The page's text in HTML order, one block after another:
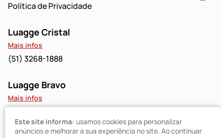
Política de Privacidade
Luagge Cristal
Mais infos
(51) 3268-1888
Luagge Bravo
Mais infos
© Luagge 2025
Este site informa: usamos cookies para personalizar
anúncios e melhorar a sua experiência no site. Ao continuar